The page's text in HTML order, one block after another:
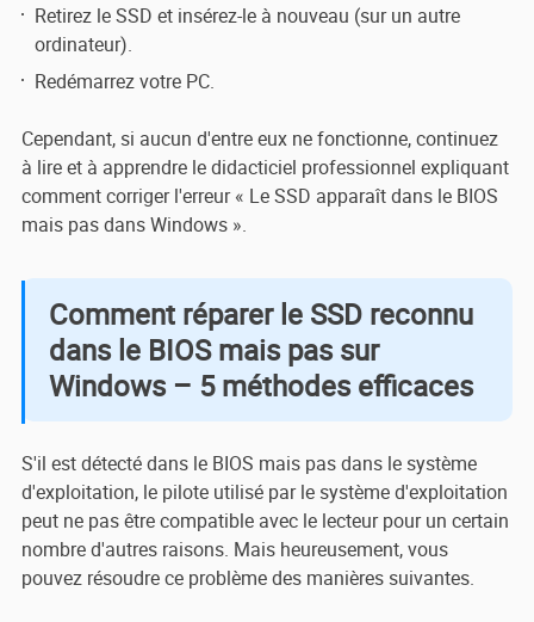
Retirez le SSD et insérez-le à nouveau (sur un autre
ordinateur).
Redémarrez votre PC.
Cependant, si aucun d'entre eux ne fonctionne, continuez
à lire et à apprendre le didacticiel professionnel expliquant
comment corriger l'erreur « Le SSD apparaît dans le BIOS
mais pas dans Windows ».
Comment réparer le SSD reconnu
dans le BIOS mais pas sur
Windows – 5 méthodes efficaces
S'il est détecté dans le BIOS mais pas dans le système
d'exploitation, le pilote utilisé par le système d'exploitation
peut ne pas être compatible avec le lecteur pour un certain
nombre d'autres raisons. Mais heureusement, vous
pouvez résoudre ce problème des manières suivantes.